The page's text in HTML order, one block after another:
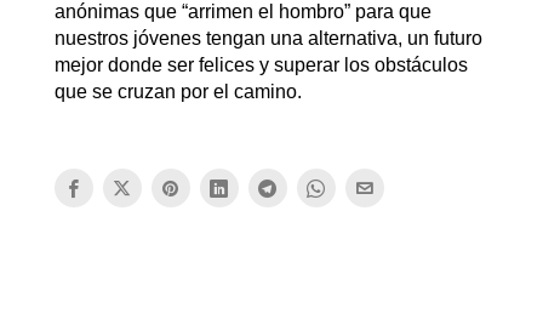
anónimas que “arrimen el hombro” para que
nuestros jóvenes tengan una alternativa, un futuro
mejor donde ser felices y superar los obstáculos
que se cruzan por el camino.